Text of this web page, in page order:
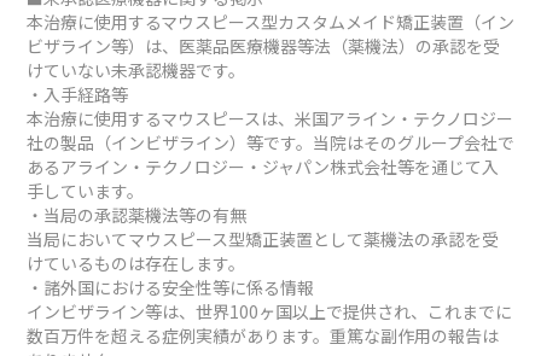
本治療に使用するマウスピース型カスタムメイド矯正装置（イン
ビザライン等）は、医薬品医療機器等法（薬機法）の承認を受
けていない未承認機器です。
・入手経路等
本治療に使用するマウスピースは、米国アライン・テクノロジー
社の製品（インビザライン）等です。当院はそのグループ会社で
あるアライン・テクノロジー・ジャパン株式会社等を通じて入
手しています。
・当局の承認薬機法等の有無
当局においてマウスピース型矯正装置として薬機法の承認を受
けているものは存在します。
・諸外国における安全性等に係る情報
インビザライン等は、世界100ヶ国以上で提供され、これまでに
数百万件を超える症例実績があります。重篤な副作用の報告は